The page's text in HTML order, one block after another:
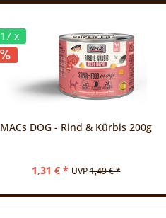
17 x
MACs DOG - Rind & Kürbis 200g
1,31 € * UVP1,49 € *